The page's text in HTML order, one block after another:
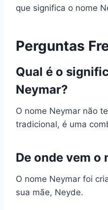
que significa o nome
Perguntas
Qual é o
Neymar?
O nome Neymar não
tradicional, é uma
De onde vem o
O nome Neymar foi
sua mãe, Neyde.